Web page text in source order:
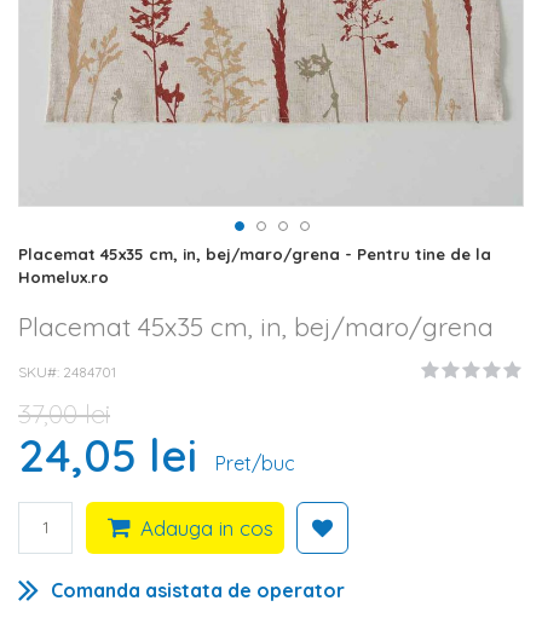
Skip
to
beginning
of
images
gallery
Placemat 45x35 cm, in, bej/maro/grena - Pentru tine de la
Homelux.ro
Placemat 45x35 cm, in, bej/maro/grena
SKU# 2484701
37,00 lei
24,05 lei Pret/buc
Adauga in cos
Comanda asistata de operator